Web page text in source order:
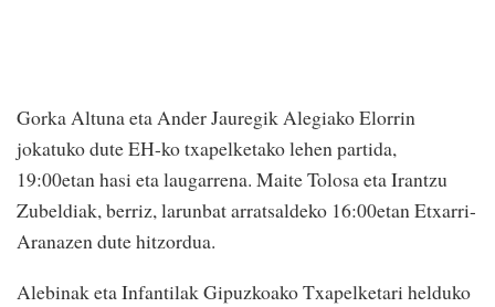
Gorka Altuna eta Ander Jauregik Alegiako Elorrin
jokatuko dute EH-ko txapelketako lehen partida,
19:00etan hasi eta laugarrena. Maite Tolosa eta Irantzu
Zubeldiak, berriz, larunbat arratsaldeko 16:00etan Etxarri-
Aranazen dute hitzordua.
Alebinak eta Infantilak Gipuzkoako Txapelketari helduko